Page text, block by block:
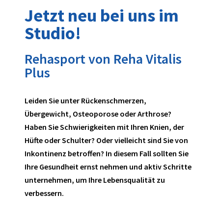
Jetzt neu bei uns im
Studio!
Rehasport von Reha Vitalis
Plus
Leiden Sie unter Rückenschmerzen,
Übergewicht, Osteoporose oder Arthrose?
Haben Sie Schwierigkeiten mit Ihren Knien, der
Hüfte oder Schulter? Oder vielleicht sind Sie von
Inkontinenz betroffen? In diesem Fall sollten Sie
Ihre Gesundheit ernst nehmen und aktiv Schritte
unternehmen, um Ihre Lebensqualität zu
verbessern.